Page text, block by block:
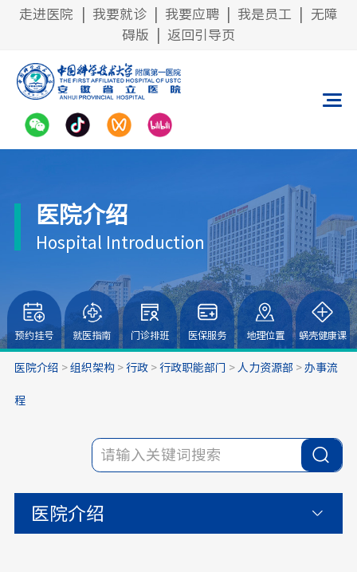
走进医院 我要就诊 我要应聘 我是员工
无障
碍版
返回引导页
医院介绍
Hospital Introduction
预约挂号 就医指南 门诊排班 医保服务 地理位置 蜗壳健康课
医院介绍 > 组织架构> 行政> 行政职能部门 > 人力资源部 > 办事流
程
医院介绍